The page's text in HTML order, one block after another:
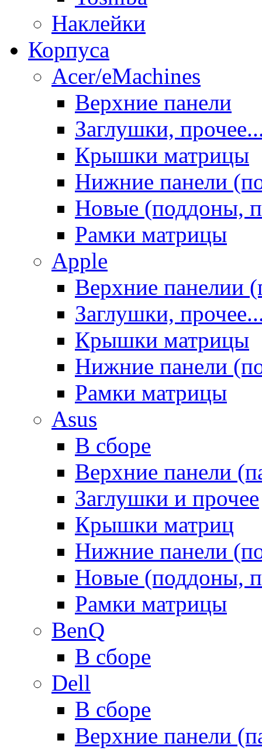
Наклейки
Корпуса
Acer/eMachines
Верхние панели
Заглушки,
Крышки матрицы
Нижние панели
Новые (поддоны,
Рамки матрицы
Apple
Верхние панелии
Заглушки,
Крышки матрицы
Нижние панели
Рамки матрицы
Asus
В сборе
Верхние панели
Заглушки и прочее
Крышки матриц
Нижние панели
Новые (поддоны,
Рамки матрицы
BenQ
В сборе
Dell
В сборе
Верхние панели